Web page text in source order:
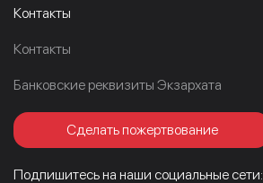
Контакты
Контакты
Банковские реквизиты Экзархата
Сделать пожертвование
Подпишитесь на наши социальные сети: